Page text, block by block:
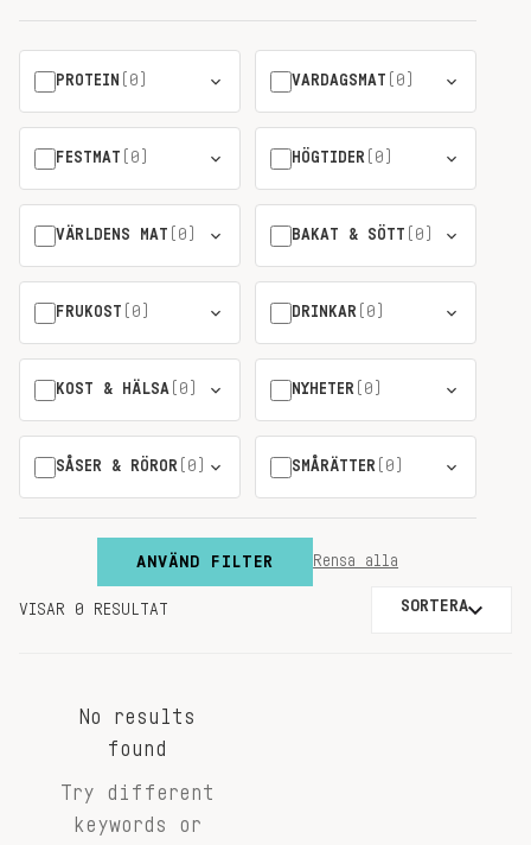
PROTEIN (0) VARDAGSMAT (0)
FESTMAT (0) HÖGTIDER (0)
VÄRLDENS MAT (0) BAKAT & SÖTT (0)
FRUKOST (0) DRINKAR (0)
KOST & HÄLSA (0) NYHETER (0)
SÅSER & RÖROR (0) SMÅRÄTTER (0)
ANVÄND FILTER Rensa alla
VISAR 0 RESULTAT SORTERA
No results
found
Try different
keywords or